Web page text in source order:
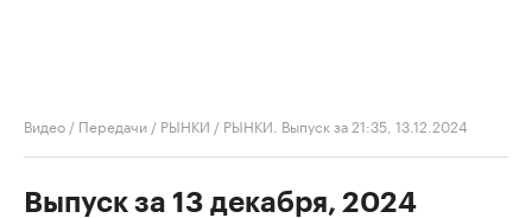
Видео / Передачи / РЫНКИ / РЫНКИ. Выпуск за 21:35, 13.12.2024
Выпуск за 13 декабря, 2024